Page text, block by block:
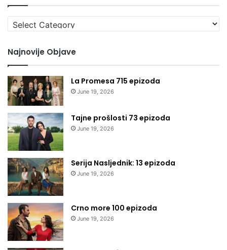
Izaberi
kategoriju
Najnovije Objave
La Promesa 715 epizoda
June 19, 2026
Tajne prošlosti 73 epizoda
June 19, 2026
Serija Nasljednik: 13 epizoda
June 19, 2026
Crno more 100 epizoda
June 19, 2026